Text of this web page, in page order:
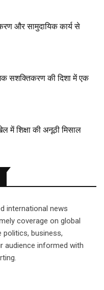
और सामुदायिक कार्य से
सशक्तिकरण की दिशा में एक
शिक्षा की अनूठी मिसाल
international news
coverage on global
politics, business,
audience informed with